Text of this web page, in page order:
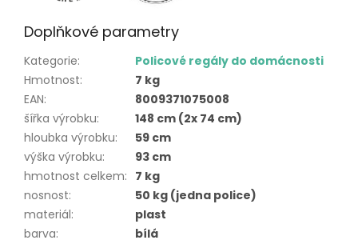
Doplňkové parametry
Kategorie:
Policové regály do domácnosti
Hmotnost:
7 kg
EAN:
8009371075008
šířka výrobku:
148 cm (2x 74 cm)
hloubka výrobku:
59 cm
výška výrobku:
93 cm
hmotnost celkem: 7 kg
nosnost:
50 kg (jedna police)
materiál:
plast
barva:
bílá